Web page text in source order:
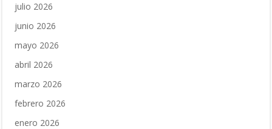
julio 2026
junio 2026
mayo 2026
abril 2026
marzo 2026
febrero 2026
enero 2026